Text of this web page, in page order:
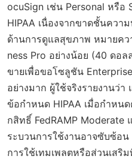
ocuSign เช่น Personal หรือ
HIPAA เนื่องจากขาดชั้นควา
ด้านการดูแลสุขภาพ หมายคว
ness Pro อย่างน้อย (40 ดอ
ขายเพื่อขอโซลูชัน
อย่างมาก ผู้ใช้จริงรายงานว่า
ข้อกำหนด HIPAA เมื่อกำหน
กสิทธิ์ FedRAMP Moderate
ระบวนการใช้งานอาจซับซ้อ
การใช้เทมเพลตหรือส่วนเสริ